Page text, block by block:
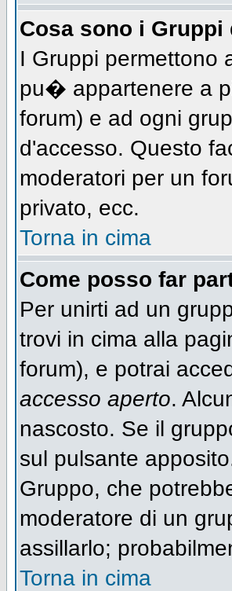
Cosa sono i Gruppi
I Gruppi permettono
pu� appartenere a
forum) e ad ogni
d'accesso. Questo
moderatori per un
privato, ecc.
Torna in cima
Come posso far
Per unirti ad un
trovi in cima alla
forum), e potrai
accesso aperto.
nascosto. Se il
sul pulsante
Gruppo, che
moderatore di un
assillarlo;
Torna in cima